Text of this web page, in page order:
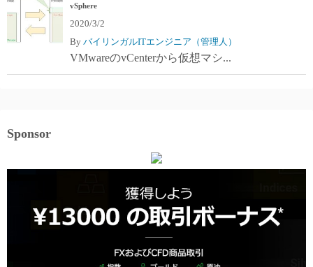
vSphere
2020/3/2
By バイリンガルITエンジニア（管理人）
VMwareのvCenterから仮想マシ...
Sponsor